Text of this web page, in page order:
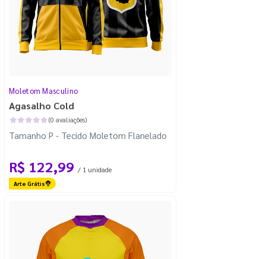
Moletom Masculino
Agasalho Cold
(0 avaliações)
Tamanho P - Tecido Moletom Flanelado
R$ 122,99 / 1 unidade
Arte Grátis